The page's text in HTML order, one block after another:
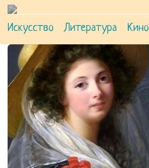
Искусство Литература Кино